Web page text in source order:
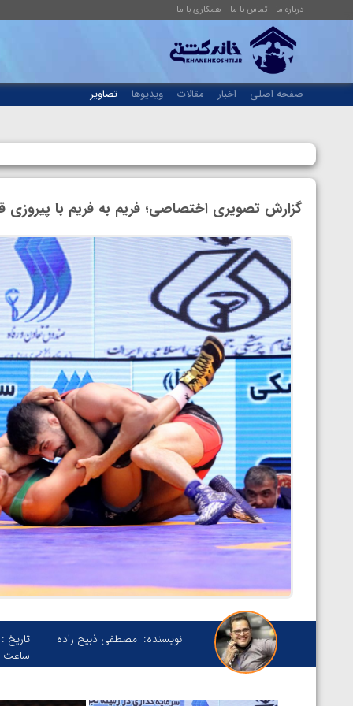
درباره ما تماس با ما همکاری با ما
صفحه اصلی اخبار مقالات ویدیوها تصاویر
گزارش تصویری اختصاصی؛ فریم به فریم با پیروزی
نویسنده: مصطفی ذبیح زاده تاریخ :
ساعت